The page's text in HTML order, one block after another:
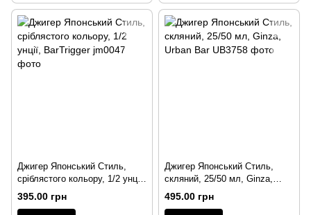
Джигер Японський Стиль,
сріблястого кольору, 1/2 унції,
BarTrigger
395.00 грн
Джигер Японський Стиль,
скляний, 25/50 мл, Ginza,
Urban Bar
495.00 грн